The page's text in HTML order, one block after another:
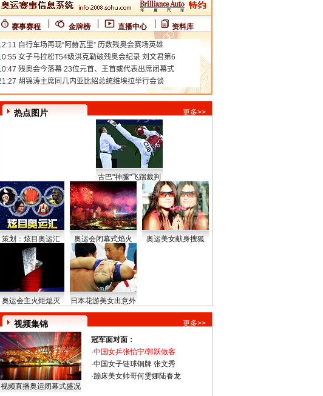
赛事赛程 金牌榜 直播中心 资料库
热点图片 更多>>
古巴"神腿"飞踹裁判
策划：炫目奥运汇 奥运会闭幕式焰火 奥运美女献身搜狐
奥运会主火炬熄灭 日本花游美女出意外
视频集锦 更多>>
视频直播奥运闭幕式盛况
冠军面对面：
·中国女乒张怡宁/郭跃做客
·中国女子链球铜牌 张文秀
·蹦床美女帅哥何雯娜陆春龙